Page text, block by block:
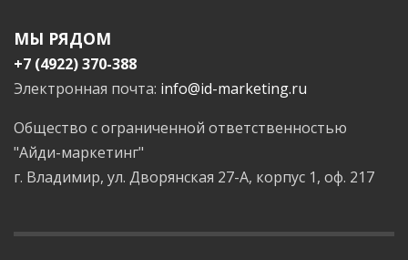
МЫ РЯДОМ
+7 (4922) 370-388
Электронная почта: info@id-marketing.ru
Общество с ограниченной ответственностью
"Айди-маркетинг"
г. Владимир, ул. Дворянская 27-А, корпус 1, оф. 217